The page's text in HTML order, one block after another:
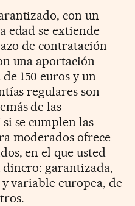
con un
edad se extiende
de contratación
una aportación
150 euros y un
regulares son
de las
se cumplen las
moderados ofrece
en el que usted
dinero: garantizada,
variable europea, de